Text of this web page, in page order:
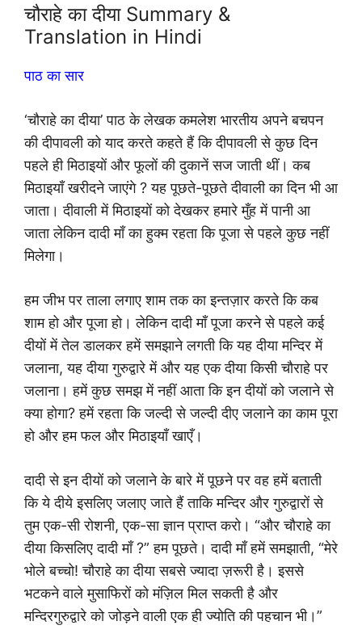
चौराहे का दीया Summary &
Translation in Hindi
पाठ का सार
‘चौराहे का दीया’ पाठ के लेखक कमलेश भारतीय अपने बचपन
की दीपावली को याद करते कहते हैं कि दीपावली से कुछ दिन
पहले ही मिठाइयों और फूलों की दुकानें सज जाती थीं। कब
मिठाइयाँ खरीदने जाएंगे ? यह पूछते-पूछते दीवाली का दिन भी आ
जाता। दीवाली में मिठाइयों को देखकर हमारे मुँह में पानी आ
जाता लेकिन दादी माँ का हुक्म रहता कि पूजा से पहले कुछ नहीं
मिलेगा।
हम जीभ पर ताला लगाए शाम तक का इन्तज़ार करते कि कब
शाम हो और पूजा हो। लेकिन दादी माँ पूजा करने से पहले कई
दीयों में तेल डालकर हमें समझाने लगती कि यह दीया मन्दिर में
जलाना, यह दीया गुरुद्वारे में और यह एक दीया किसी चौराहे पर
जलाना। हमें कुछ समझ में नहीं आता कि इन दीयों को जलाने से
क्या होगा? हमें रहता कि जल्दी से जल्दी दीए जलाने का काम पूरा
हो और हम फल और मिठाइयाँ खाएँ।
दादी से इन दीयों को जलाने के बारे में पूछने पर वह हमें बताती
कि ये दीये इसलिए जलाए जाते हैं ताकि मन्दिर और गुरुद्वारों से
तुम एक-सी रोशनी, एक-सा ज्ञान प्राप्त करो। “और चौराहे का
दीया किसलिए दादी माँ ?” हम पूछते। दादी माँ हमें समझाती, “मेरे
भोले बच्चो! चौराहे का दीया सबसे ज्यादा ज़रूरी है। इससे
भटकने वाले मुसाफिरों को मंज़िल मिल सकती है और
मन्दिरगुरुद्वारे को जोड़ने वाली एक ही ज्योति की पहचान भी।”